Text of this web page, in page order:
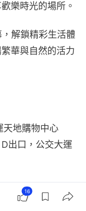
樂時光的場所。
解鎖精彩生活體
華與自然的活力
天地購物中心
出口，公交大運
見粵北擦糍粉
16